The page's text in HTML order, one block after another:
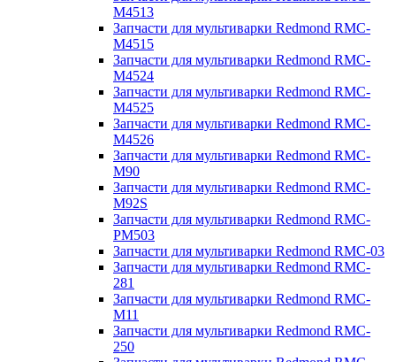
M4513
Запчасти для мультиварки Redmond RMC-
M4515
Запчасти для мультиварки Redmond RMC-
M4524
Запчасти для мультиварки Redmond RMC-
M4525
Запчасти для мультиварки Redmond RMC-
M4526
Запчасти для мультиварки Redmond RMC-
M90
Запчасти для мультиварки Redmond RMC-
M92S
Запчасти для мультиварки Redmond RMC-
PM503
Запчасти для мультиварки Redmond RMC-03
Запчасти для мультиварки Redmond RMC-
281
Запчасти для мультиварки Redmond RMC-
M11
Запчасти для мультиварки Redmond RMC-
250